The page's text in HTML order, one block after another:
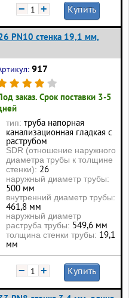
− + Купить
PN10 стенка 19,1 мм,
917
заказ. Срок поставки 3-5
тип: труба напорная
канализационная гладкая с
раструбом
SDR (отношение наружного
диаметра трубы к толщине
стенки): 26
наружный диаметр трубы:
500 мм
внутренний диаметр трубы:
461,8 мм
наружный диаметр
раструба трубы: 549,6 мм
толщина стенки трубы: 19,1
мм
− + Купить